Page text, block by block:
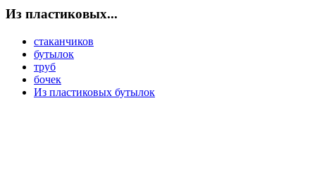
Из пластиковых...
стаканчиков
бутылок
труб
бочек
Из пластиковых бутылок